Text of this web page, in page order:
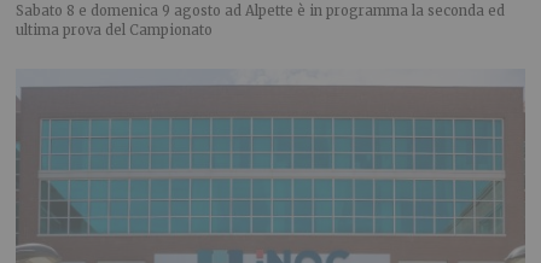
Sabato 8 e domenica 9 agosto ad Alpette è in programma la seconda ed
ultima prova del Campionato